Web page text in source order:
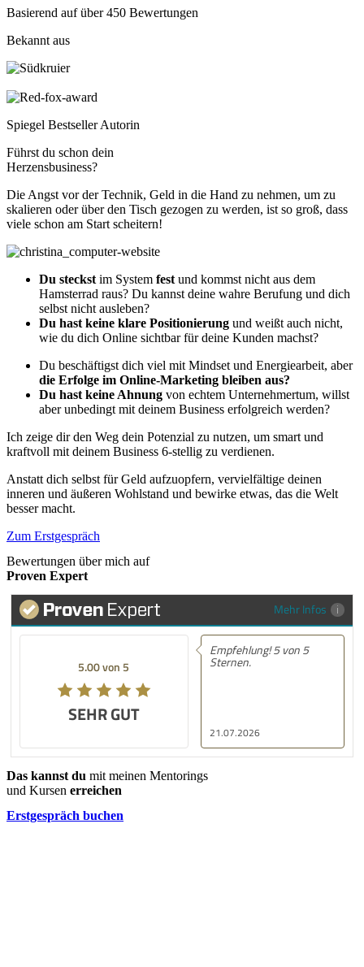
Basierend auf über 450 Bewertungen
Bekannt aus
Spiegel Bestseller Autorin
Führst du schon dein
Herzensbusiness?
Die Angst vor der Technik, Geld in die Hand zu nehmen, um zu
skalieren oder über den Tisch gezogen zu werden, ist so groß, dass
viele schon am Start scheitern!
Du steckst im System fest und kommst nicht aus dem
Hamsterrad raus? Du kannst deine wahre Berufung und dich
selbst nicht ausleben?
Du hast keine klare Positionierung und weißt auch nicht,
wie du dich Online sichtbar für deine Kunden machst?
Du beschäftigst dich viel mit Mindset und Energiearbeit, aber
die Erfolge im Online-Marketing bleiben aus?
Du hast keine Ahnung von echtem Unternehmertum, willst
aber unbedingt mit deinem Business erfolgreich werden?
Ich zeige dir den Weg dein Potenzial zu nutzen, um smart und
kraftvoll mit deinem Business 6-stellig zu verdienen.
Anstatt dich selbst für Geld aufzuopfern, vervielfältige deinen
inneren und äußeren Wohlstand und bewirke etwas, das die Welt
besser macht.
Zum Erstgespräch
Bewertungen über mich auf
Proven Expert
Mehr Infos
5.00 von 5
SEHR GUT
21.07.2026
Empfehlung! 5 von 5
Sternen.
Das kannst du mit meinen Mentorings
und Kursen erreichen
Erstgespräch buchen